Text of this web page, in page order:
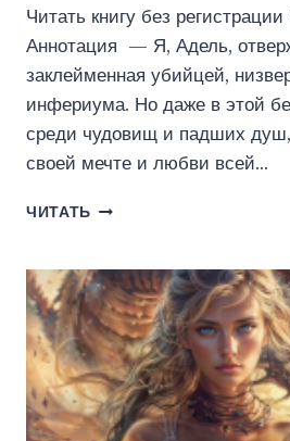
Читать книгу без
Аннотация — Я, Адель,
заклейменная убийцей,
инфериума. Но даже в этой
среди чудовищ и падших
своей мечте и любви всей…
ЧИТАТЬ КОРОЛЕВСТВО
ОГНЯ
(АЛЕСЯ
ТРОИЦКАЯ)